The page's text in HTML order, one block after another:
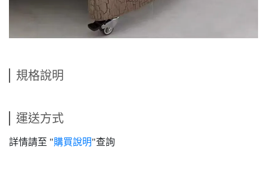
規格說明
運送方式
詳情請至 "購買說明"查詢